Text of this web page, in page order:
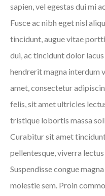
sapien, vel egestas dui mi
Fusce ac nibh eget nisl
tincidunt, augue vitae
dui, ac tincidunt dolor lacus
hendrerit magna interdum
amet, consectetur
felis, sit amet ultricies
tristique lobortis massa
Curabitur sit amet
pellentesque, viverra
Suspendisse congue
molestie sem. Proin